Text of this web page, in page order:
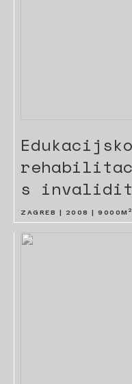
Edukacijsko
s
ZAGREB | 2008 | 9000M 2